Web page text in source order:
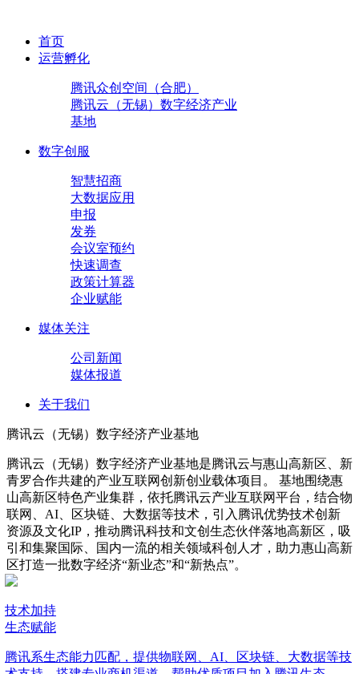
首页
运营孵化
腾讯众创空间（合肥）
腾讯云（无锡）数字经济产业
基地
数字创服
智慧招商
大数据应用
申报
发券
会议室预约
快速调查
政策计算器
企业赋能
媒体关注
公司新闻
媒体报道
关于我们
腾讯云（无锡）数字经济产业基地
腾讯云（无锡）数字经济产业基地是腾讯云与惠山高新区、新
青罗合作共建的产业互联网创新创业载体项目。 基地围绕惠
山高新区特色产业集群，依托腾讯云产业互联网平台，结合物
联网、AI、区块链、大数据等技术，引入腾讯优势技术创新
资源及文化IP，推动腾讯科技和文创生态伙伴落地高新区，吸
引和集聚国际、国内一流的相关领域科创人才，助力惠山高新
区打造一批数字经济“新业态”和“新热点”。
技术加持
生态赋能
腾讯系生态能力匹配，提供物联网、AI、区块链、大数据等技